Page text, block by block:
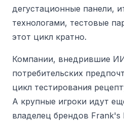
дегустационные панели,
технологами, тестовые
этот цикл кратно.
Компании, внедрившие
потребительских
цикл тестирования
А крупные игроки идут
владелец брендов Frank's